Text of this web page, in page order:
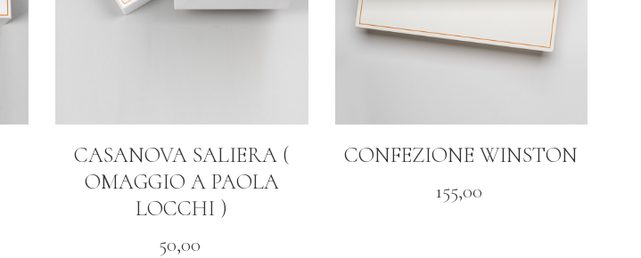
CASANOVA SALIERA (
OMAGGIO A PAOLA
LOCCHI )
50,00
CONFEZIONE WINSTON
155,00